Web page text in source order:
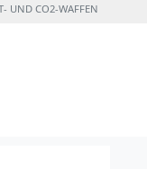
UND CO2-WAFFEN